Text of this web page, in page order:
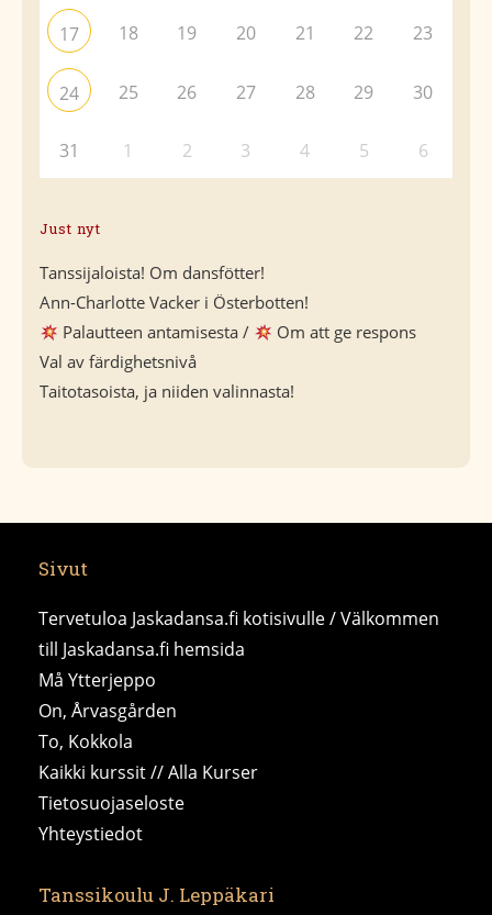
17 18 19 20 21 22 23
24 25 26 27 28 29 30
31 1 2 3 4 5 6
Just nyt
Tanssijaloista! Om dansfötter!
Ann-Charlotte Vacker i Österbotten!
Palautteen antamisesta /
Om att ge respons
Val av färdighetsnivå
Taitotasoista, ja niiden valinnasta!
Sivut
Tervetuloa Jaskadansa.fi kotisivulle / Välkommen
till Jaskadansa.fi hemsida
Må Ytterjeppo
On, Årvasgården
To, Kokkola
Kaikki kurssit // Alla Kurser
Tietosuojaseloste
Yhteystiedot
Tanssikoulu J. Leppäkari